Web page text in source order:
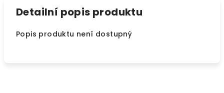
Detailní popis produktu
Popis produktu není dostupný